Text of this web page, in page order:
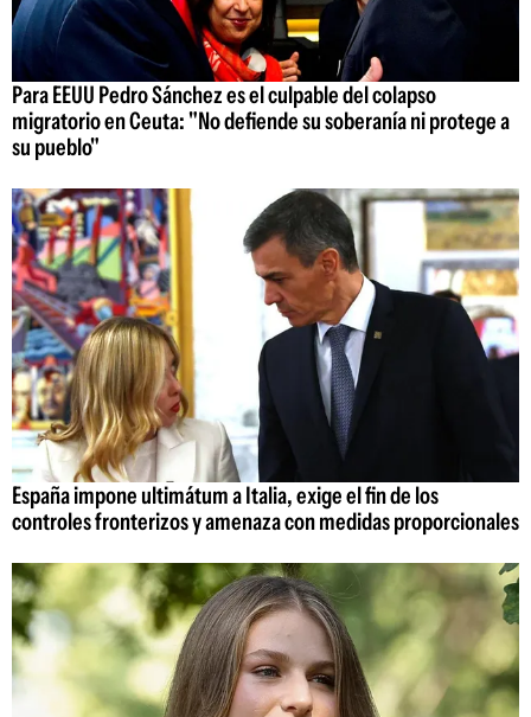
Para EEUU Pedro Sánchez es el culpable del colapso
migratorio en Ceuta: "No defiende su soberanía ni protege a
su pueblo"
España impone ultimátum a Italia, exige el fin de los
controles fronterizos y amenaza con medidas proporcionales